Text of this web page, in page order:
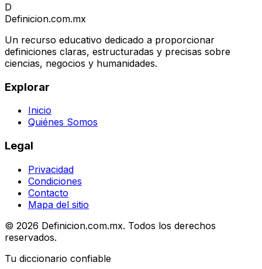
D
Definicion.com.mx
Un recurso educativo dedicado a proporcionar
definiciones claras, estructuradas y precisas sobre
ciencias, negocios y humanidades.
Explorar
Inicio
Quiénes Somos
Legal
Privacidad
Condiciones
Contacto
Mapa del sitio
© 2026 Definicion.com.mx. Todos los derechos
reservados.
Tu diccionario confiable